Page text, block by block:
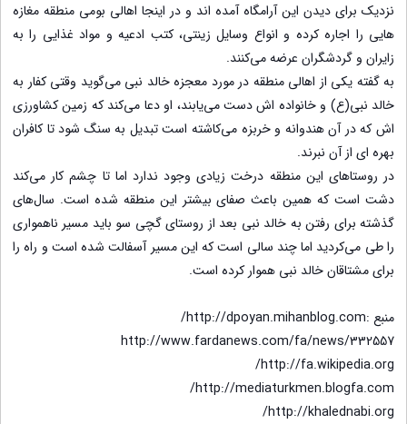
نزدیک برای دیدن این آرامگاه آمده اند و در اینجا اهالی بومی منطقه مغازه
هایی را اجاره کرده و انواع وسایل زینتی، کتب ادعیه و مواد غذایی را به
زایران و گردشگران عرضه می‌کنند.
به گفته یکی از اهالی منطقه در مورد معجزه خالد نبی می‌گوید وقتی کفار به
خالد نبی(ع) و خانواده اش دست می‌یابند، او دعا می‌کند که زمین کشاورزی
اش که در آن هندوانه و خربزه می‌کاشته است تبدیل به سنگ شود تا کافران
بهره ای از آن نبرند.
در روستاهای این منطقه درخت زیادی وجود ندارد اما تا چشم کار می‌کند
دشت است که همین باعث صفای بیشتر این منطقه شده است. سال‌های
گذشته برای رفتن به خالد نبی بعد از روستای گچی سو باید مسیر ناهمواری
را طی می‌کردید اما چند سالی است که این مسیر آسفالت شده است و راه را
برای مشتاقان خالد نبی هموار کرده است.
منبع :http://dpoyan.mihanblog.com/
http://www.fardanews.com/fa/news/332557
http://fa.wikipedia.org/
http://mediaturkmen.blogfa.com/
http://khalednabi.org/